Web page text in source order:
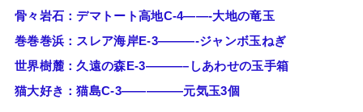
骨々岩石：デマトート高地C-4——-大地の竜玉
巻巻巻浜：スレア海岸E-3———-ジャンボ玉ねぎ
世界樹麓：久遠の森E-3———–しあわせの玉手箱
猫大好き：猫島C-3—————元気玉3個